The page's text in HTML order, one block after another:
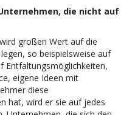
die nicht auf
großen Wert auf die
so beispielsweise auf
Entfaltungsmöglichkeiten,
eigene Ideen mit
diese
hat, wird er sie auf jedes